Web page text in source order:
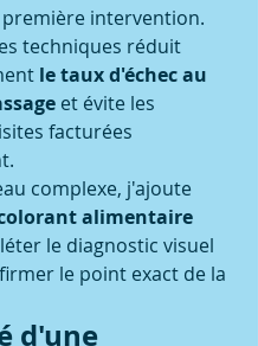
intervention.
techniques réduit
le taux d'échec au
et évite les
facturées
complexe, j'ajoute
alimentaire
le diagnostic visuel
le point exact de la
d'une